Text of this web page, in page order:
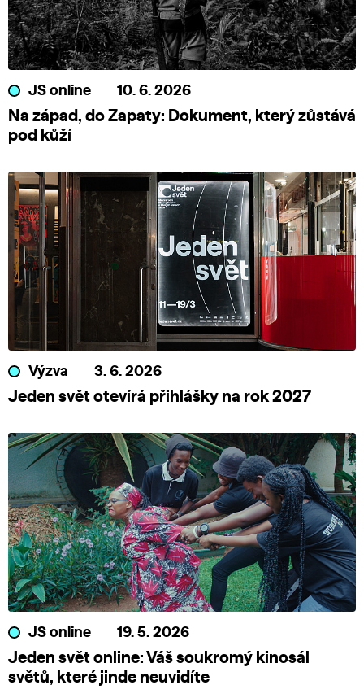
JS online 10. 6. 2026
Na západ, do Zapaty: Dokument, který zůstává
pod kůží
Výzva 3. 6. 2026
Jeden svět otevírá přihlášky na rok 2027
JS online 19. 5. 2026
Jeden svět online: Váš soukromý kinosál
světů, které jinde neuvidíte